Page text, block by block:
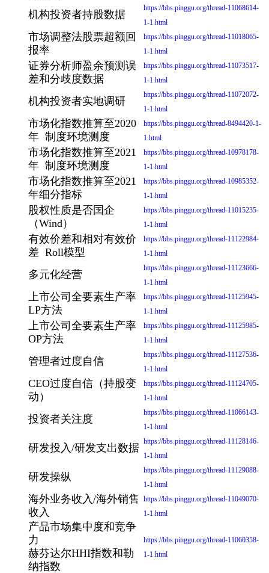
机构投资者持股数据
https://bbs.pinggu.org/thread-11068614-
1-1.html
市场调整法股票超额回
报率
https://bbs.pinggu.org/thread-11018065-
1-1.html
证券分析师盈余预测误
差和分歧度数据
https://bbs.pinggu.org/thread-11073517-
1-1.html
机构投资者实地调研
https://bbs.pinggu.org/thread-11072072-
1-1.html
市场化指数推算至2020
年 制度环境测度
https://bbs.pinggu.org/thread-8494420-1-
1.html
市场化指数推算至2021
年 制度环境测度
https://bbs.pinggu.org/thread-10978178-
1-1.html
市场化指数推算至2021
年细分指标
https://bbs.pinggu.org/thread-10985352-
1-1.html
股权性质是否国企
（Wind）
https://bbs.pinggu.org/thread-11015235-
1-1.html
有效价差和相对有效价
差 Roll模型
https://bbs.pinggu.org/thread-11122984-
1-1.html
多元化经营
https://bbs.pinggu.org/thread-11123666-
1-1.html
上市公司全要素生产率
LP方法
https://bbs.pinggu.org/thread-11125945-
1-1.html
上市公司全要素生产率
OP方法
https://bbs.pinggu.org/thread-11125985-
1-1.html
管理者过度自信
https://bbs.pinggu.org/thread-11127536-
1-1.html
CEO过度自信（持股变
动）
https://bbs.pinggu.org/thread-11124705-
1-1.html
投资者关注度
https://bbs.pinggu.org/thread-11066143-
1-1.html
研发投入/研发支出数据
https://bbs.pinggu.org/thread-11128146-
1-1.html
研发操纵
https://bbs.pinggu.org/thread-11129088-
1-1.html
海外业务收入/海外销售
收入
https://bbs.pinggu.org/thread-11049070-
1-1.html
产品市场集中度和竞争
力
https://bbs.pinggu.org/thread-11060358-
1-1.html
赫芬达尔HHI指数和勒
纳指数